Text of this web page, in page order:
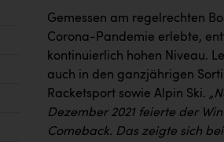
Gemessen am regelrechten
Corona-Pandemie erlebte,
kontinuierlich hohen Niveau.
auch in den ganzjährigen
Racketsport sowie Alpin Ski.
Dezember 2021 feierte der
Comeback. Das zeigte sich